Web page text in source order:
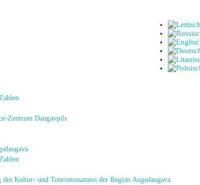
Zentrum Daugavpils
des Kultur- und Tourismusamtes der Region Augsdaugava